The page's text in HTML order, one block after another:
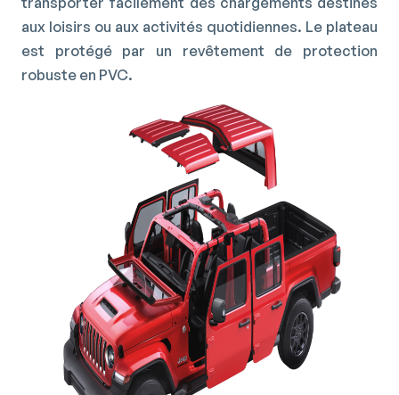
aux loisirs ou aux activités quotidiennes. Le plateau
est protégé par un revêtement de protection
robuste en PVC.